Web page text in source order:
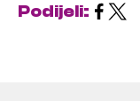
Podijeli: